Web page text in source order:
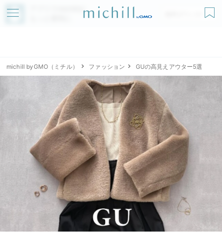
アプリでmichillが
無料ダウンロード
michill byGMO（ミチル） ファッション GUの高見えアウター5選